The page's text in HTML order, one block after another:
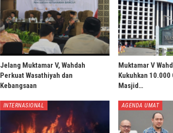
Jelang Muktamar V, Wahdah
Perkuat Wasathiyah dan
Kebangsaan
Muktamar V
Kukuhkan 10.000
Masjid…
INTERNASIONAL AGENDA UMAT